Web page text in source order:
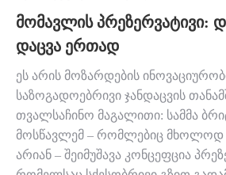
ᲛᲝᲛᲐᲕᲚᲘᲡ ᲞᲠᲔᲖᲔᲠᲕᲐᲢᲘᲕᲘ:
ᲓᲐᲪᲕᲐ ᲔᲠᲗᲐᲓ
ეს არის მოზარდების
საზოგადოებრივი ჯანდაცვის
თვალსაჩინო მაგალითი: სამმა
მოსწავლემ – რომლებიც მხოლოდ
არიან – შეიმუშავა კონცეფცია